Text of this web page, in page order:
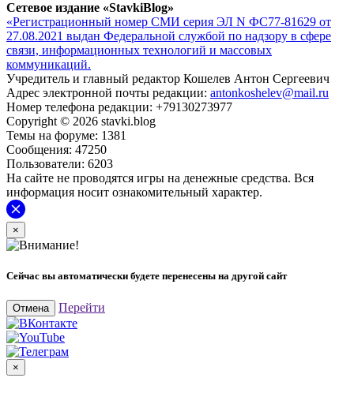
Сетевое издание «StavkiBlog»
«Регистрационный номер СМИ серия ЭЛ N ФС77-81629 от
27.08.2021 выдан Федеральной службой по надзору в сфере
связи, информационных технологий и массовых
коммуникаций.
Учредитель и главный редактор Кошелев Антон Сергеевич
Адрес электронной почты редакции: antonkoshelev@mail.ru
Номер телефона редакции: +79130273977
Copyright © 2026 stavki.blog
Темы на форуме: 1381
Сообщения: 47250
Пользователи: 6203
На сайте не проводятся игры на денежные средства. Вся
информация носит ознакомительный характер.
×
Сейчас вы автоматически будете перенесены на другой сайт
Отмена Перейти
×